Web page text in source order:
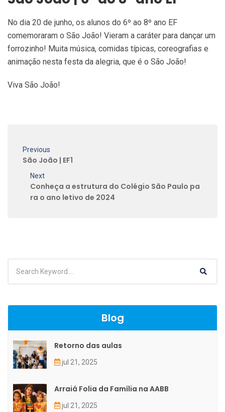
No dia 20 de junho, os alunos do 6º ao 8º ano EF
comemoraram o São João! Vieram a caráter para dançar um
forrozinho! Muita música, comidas típicas, coreografias e
animação nesta festa da alegria, que é o São João!
Viva São João!
Previous
São João | EF1
Next
Conheça a estrutura do Colégio São Paulo pa
ra o ano letivo de 2024
Blog
Retorno das aulas
jul 21, 2025
Arraiá Folia da Família na AABB
jul 21, 2025